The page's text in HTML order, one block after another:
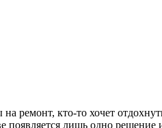
ремонт, кто-то хочет
появляется лишь одно решение